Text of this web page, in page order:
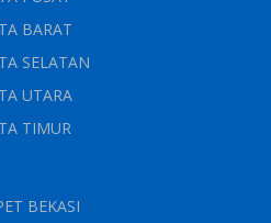
BARAT
SELATAN
UTARA
TIMUR
BEKASI